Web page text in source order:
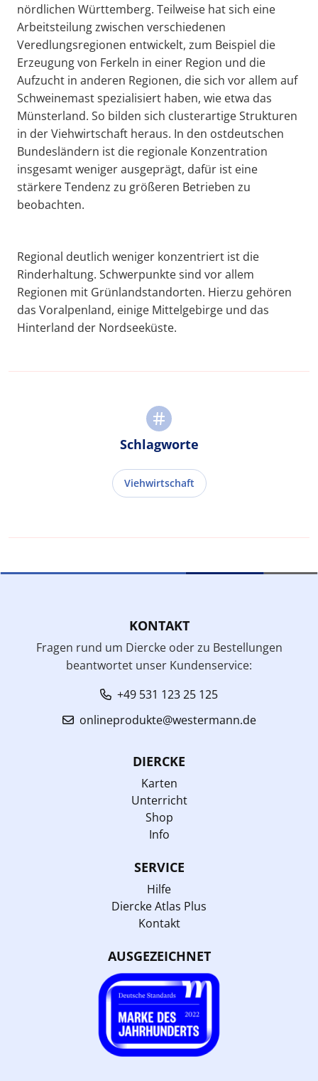
nördlichen Württemberg. Teilweise hat sich eine
Arbeitsteilung zwischen verschiedenen
Veredlungsregionen entwickelt, zum Beispiel die
Erzeugung von Ferkeln in einer Region und die
Aufzucht in anderen Regionen, die sich vor allem auf
Schweinemast spezialisiert haben, wie etwa das
Münsterland. So bilden sich clusterartige Strukturen
in der Viehwirtschaft heraus. In den ostdeutschen
Bundesländern ist die regionale Konzentration
insgesamt weniger ausgeprägt, dafür ist eine
stärkere Tendenz zu größeren Betrieben zu
beobachten.
Regional deutlich weniger konzentriert ist die
Rinderhaltung. Schwerpunkte sind vor allem
Regionen mit Grünlandstandorten. Hierzu gehören
das Voralpenland, einige Mittelgebirge und das
Hinterland der Nordseeküste.
Schlagworte
Viehwirtschaft
KONTAKT
Fragen rund um Diercke oder zu Bestellungen
beantwortet unser Kundenservice:
+49 531 123 25 125
onlineprodukte@westermann.de
DIERCKE
Karten
Unterricht
Shop
Info
SERVICE
Hilfe
Diercke Atlas Plus
Kontakt
AUSGEZEICHNET